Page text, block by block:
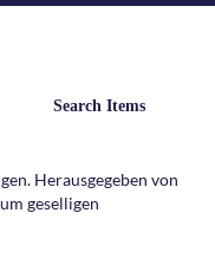
Search Items